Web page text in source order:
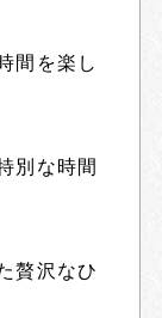
間を楽し
別な時間
贅沢なひ